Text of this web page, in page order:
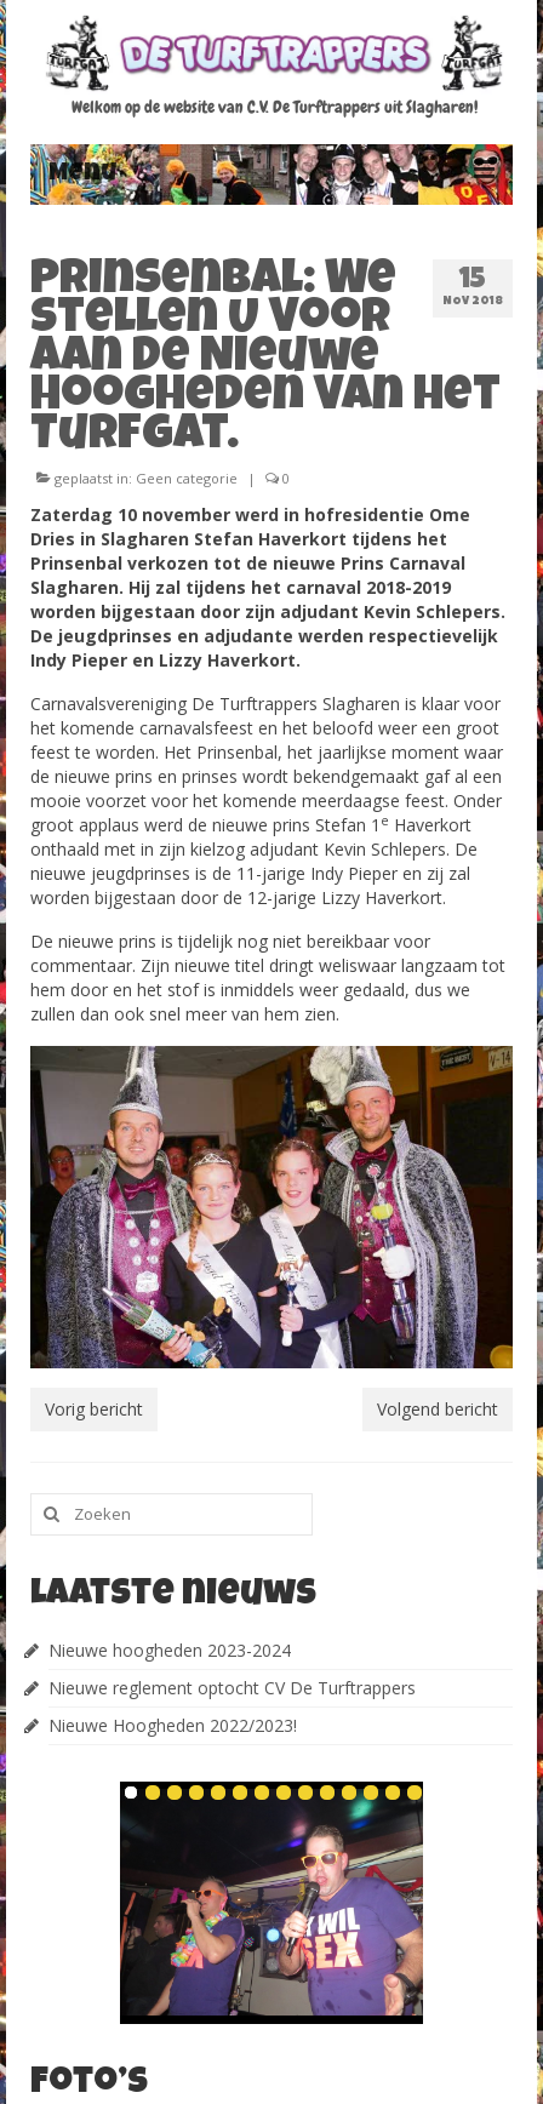
Welkom op de website van C.V. De Turftrappers uit Slagharen!
Menu
Raad van 11
Agenda
Fotoalbum
Foto’s Carnaval 2012-2013
Foto’s Carnaval 2013-2014
Foto’s Carnaval 2014-2015
Foto’s Carnaval 2015-2016
Foto’s Carnaval 2016-2017
Foto`s Carnaval 2018-2019
Contact
15
NOV 2018
Prinsenbal: We
Stellen U Voor
Aan De Nieuwe
Hoogheden Van Het
Turfgat.
geplaatst in: Geen categorie | 0
Zaterdag 10 november werd in hofresidentie Ome
Dries in Slagharen Stefan Haverkort tijdens het
Prinsenbal verkozen tot de nieuwe Prins Carnaval
Slagharen. Hij zal tijdens het carnaval 2018-2019
worden bijgestaan door zijn adjudant Kevin Schlepers.
De jeugdprinses en adjudante werden respectievelijk
Indy Pieper en Lizzy Haverkort.
Carnavalsvereniging De Turftrappers Slagharen is klaar voor
het komende carnavalsfeest en het beloofd weer een groot
feest te worden. Het Prinsenbal, het jaarlijkse moment waar
de nieuwe prins en prinses wordt bekendgemaakt gaf al een
mooie voorzet voor het komende meerdaagse feest. Onder
groot applaus werd de nieuwe prins Stefan 1 e Haverkort
onthaald met in zijn kielzog adjudant Kevin Schlepers. De
nieuwe jeugdprinses is de 11-jarige Indy Pieper en zij zal
worden bijgestaan door de 12-jarige Lizzy Haverkort.
De nieuwe prins is tijdelijk nog niet bereikbaar voor
commentaar. Zijn nieuwe titel dringt weliswaar langzaam tot
hem door en het stof is inmiddels weer gedaald, dus we
zullen dan ook snel meer van hem zien.
Vorig bericht Volgend bericht
Zoeken
naar:
Laatste nieuws
Nieuwe hoogheden 2023-2024
Nieuwe reglement optocht CV De Turftrappers
Nieuwe Hoogheden 2022/2023!
Foto’s